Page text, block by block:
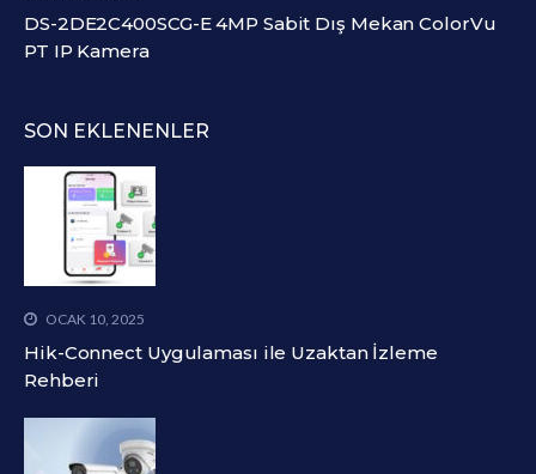
DS-2DE2C400SCG-E 4MP Sabit Dış Mekan ColorVu
PT IP Kamera
SON EKLENENLER
OCAK 10, 2025
Hik-Connect Uygulaması ile Uzaktan İzleme
Rehberi